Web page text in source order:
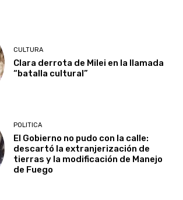
CULTURA
Clara derrota de Milei en la llamada
“batalla cultural”
POLITICA
El Gobierno no pudo con la calle:
descartó la extranjerización de
tierras y la modificación de Manejo
de Fuego